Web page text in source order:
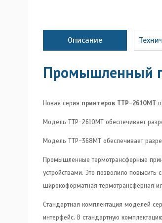
Описание
Промышленный
Новая серия принтеров TTP-2610MT
Модель TTP-2610MT обеспечивает
Модель TTP-368MT обеспечивает
Промышленные термотрансферные
устройствами. Это позволило
широкоформатная термотрансферная
Стандартная комплектация моделей
интерфейс. В стандартную